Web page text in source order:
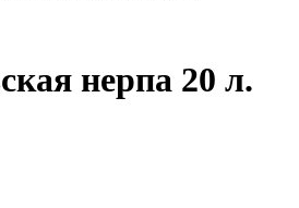
нерпа 20 л.